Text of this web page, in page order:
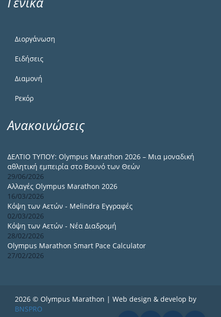
Διοργάνωση
Ειδήσεις
Διαμονή
Ρεκόρ
Ανακοινώσεις
ΔΕΛΤΙΟ ΤΥΠΟΥ: Olympus Marathon 2026 – Μια μοναδική
αθλητική εμπειρία στο Βουνό των Θεών
29/06/2026
Αλλαγές Olympus Marathon 2026
16/03/2026
Κόψη των Αετών - Melindra Εγγραφές
02/03/2026
Κόψη των Αετών - Νέα Διαδρομή
28/02/2026
Olympus Marathon Smart Pace Calculator
27/02/2026
2026 © Olympus Marathon | Web design & develop by
BNSPRO